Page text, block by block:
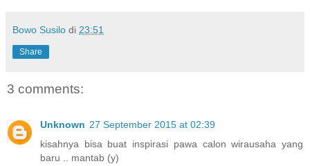
Bowo Susilo di 23:51
Share
3 comments:
Unknown 27 September 2015 at 02:39
kisahnya bisa buat inspirasi pawa calon wirausaha yang
baru .. mantab (y)